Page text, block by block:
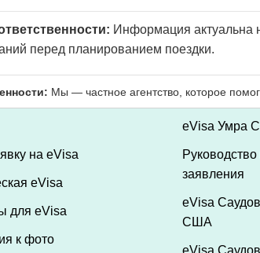
Информация актуальна
перед планированием поездки.
на eVisa
eVisa
для eVisa
к фото
eVisa Умра
заявления
eVisa
США